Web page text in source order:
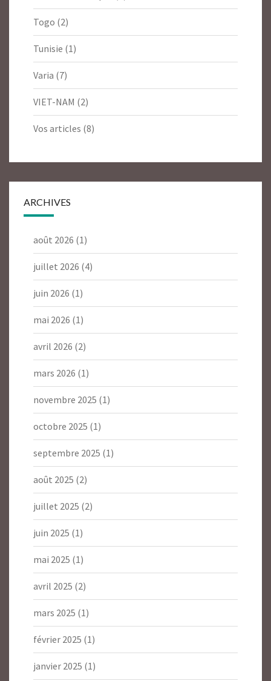
Togo (2)
Tunisie (1)
Varia (7)
VIET-NAM (2)
Vos articles (8)
ARCHIVES
août 2026 (1)
juillet 2026 (4)
juin 2026 (1)
mai 2026 (1)
avril 2026 (2)
mars 2026 (1)
novembre 2025 (1)
octobre 2025 (1)
septembre 2025 (1)
août 2025 (2)
juillet 2025 (2)
juin 2025 (1)
mai 2025 (1)
avril 2025 (2)
mars 2025 (1)
février 2025 (1)
janvier 2025 (1)